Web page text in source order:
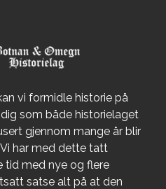
vi formidle historie på
som både historielaget
gjennom mange år blir
har med dette tatt
tid med nye og flere
satse alt på at den